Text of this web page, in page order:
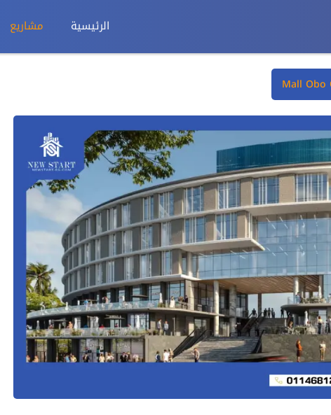
الرئيسية مشاريع
Mall Obo